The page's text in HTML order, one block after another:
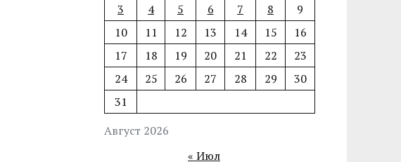
Август 2026
3
4 5 6 7 8
9
10
11 12 13 14 15
16
17
18 19 20 21 22
23
24
25 26 27 28 29
30
31
« Июл